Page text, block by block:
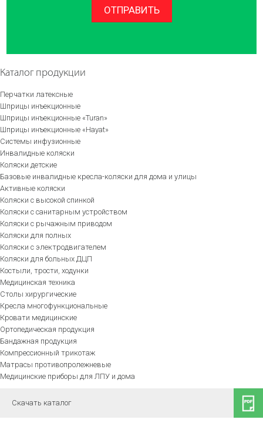
ОТПРАВИТЬ
Каталог продукции
Перчатки латексные
Шприцы инъекционные
Шприцы инъекционные «Turan»
Шприцы инъекционные «Hayat»
Системы инфузионные
Инвалидные коляски
Коляски детские
Базовые инвалидные кресла-коляски для дома и улицы
Активные коляски
Коляски с высокой спинкой
Коляски с санитарным устройством
Коляски с рычажным приводом
Коляски для полных
Коляски с электродвигателем
Коляски для больных ДЦП
Костыли, трости, ходунки
Медицинская техника
Столы хирургические
Кресла многофункциональные
Кровати медицинские
Ортопедическая продукция
Бандажная продукция
Компрессионный трикотаж
Матрасы противопролежневые
Медицинские приборы для ЛПУ и дома
Скачать каталог